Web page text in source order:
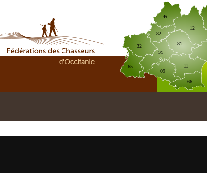
09
12
31
32
46
65
66
81
82
11